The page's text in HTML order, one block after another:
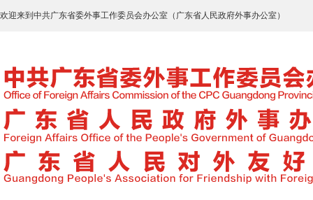
欢迎来到中共广东省委外事工作委员会办公室（广东省人民政府外事办公室）